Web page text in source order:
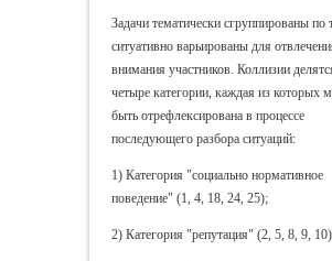
Задачи тематически сгруппированы по
ситуативно варьированы для
внимания участников. Коллизии
четыре категории, каждая из которых
быть отрефлексирована в процессе
последующего разбора ситуаций:
1) Категория "социально нормативное
поведение" (1, 4, 18, 24, 25);
2) Категория "репутация" (2, 5, 8, 9,